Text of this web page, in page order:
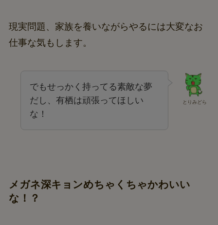
現実問題、家族を養いながらやるには大変なお
仕事な気もします。
とりみどら
でもせっかく持ってる素敵な夢
だし、有栖は頑張ってほしい
な！
メガネ深キョンめちゃくちゃかわいい
な！？